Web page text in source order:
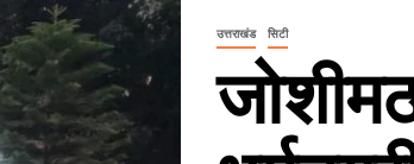
उत्तराखंड सिटी